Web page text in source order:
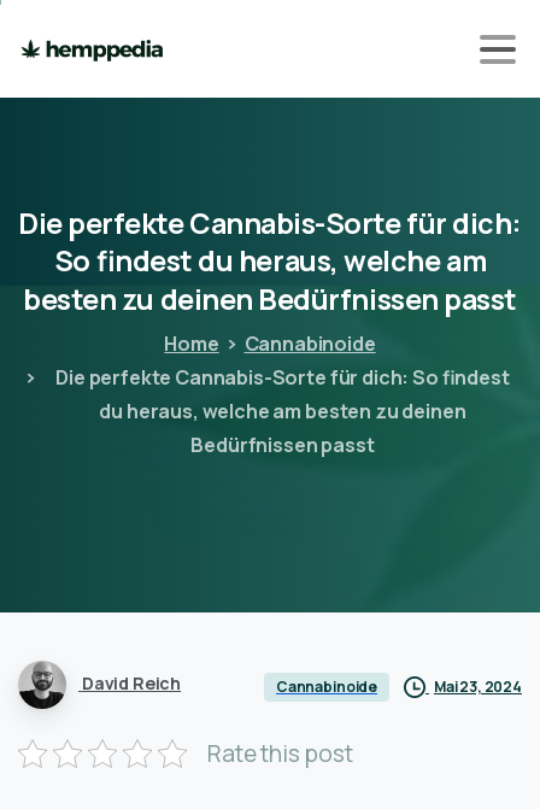
DieperfekteCannabis-Sortefürdich:
Sofindestdu heraus, welcheam
bestenzu deinen Bedürfnissen passt
Home
Cannabinoide
Die perfekte Cannabis-Sorte für dich: So findest
du heraus, welche am besten zu deinen
Bedürfnissen passt
David Reich Cannabinoide Mai 23, 2024
Rate this post